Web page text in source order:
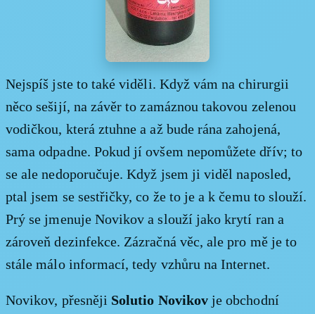
Nejspíš jste to také viděli. Když vám na chirurgii
něco sešijí, na závěr to zamáznou takovou zelenou
vodičkou, která ztuhne a až bude rána zahojená,
sama odpadne. Pokud jí ovšem nepomůžete dřív; to
se ale nedoporučuje. Když jsem ji viděl naposled,
ptal jsem se sestřičky, co že to je a k čemu to slouží.
Prý se jmenuje Novikov a slouží jako krytí ran a
zároveň dezinfekce. Zázračná věc, ale pro mě je to
stále málo informací, tedy vzhůru na Internet.
Novikov, přesněji Solutio Novikovje obchodní